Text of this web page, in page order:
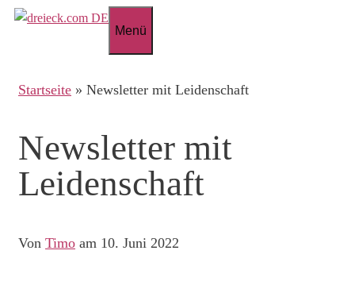
Zum
Menü
Startseite » Newsletter mit Leidenschaft
Newsletter mit
Leidenschaft
Von Timo am 10. Juni 2022